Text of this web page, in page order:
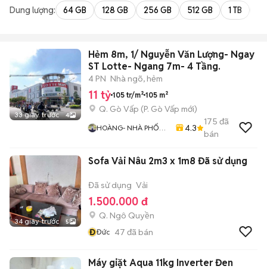
Dung lượng: 64 GB 128 GB 256 GB 512 GB 1 TB
33 giây trước 4
Hẻm 8m, 1/ Nguyễn Văn Lượng- Ngay
ST Lotte- Ngang 7m- 4 Tầng.
4 PN Nhà ngõ, hẻm
11 tỷ 105 tr/m² 105 m²
Q. Gò Vấp (P. Gò Vấp mới)
HOÀNG- NHÀ PHỐ
4.3
175 đã
bán
34 giây trước 5
Sofa Vải Nâu 2m3 x 1m8 Đã sử dụng
Đã sử dụng Vải
1.500.000 đ
Q. Ngô Quyền
ĐĐức 47 đã bán
Máy giặt Aqua 11kg Inverter Đen